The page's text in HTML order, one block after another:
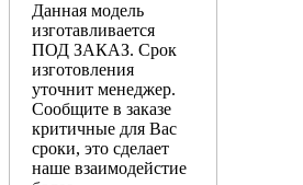
Данная модель
изготавливается
ПОД ЗАКАЗ. Срок
изготовления
уточнит менеджер.
Сообщите в заказе
критичные для Вас
сроки, это сделает
наше взаимодейстие